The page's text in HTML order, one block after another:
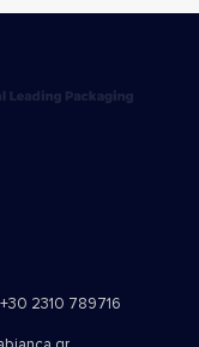
+30 2310 789716